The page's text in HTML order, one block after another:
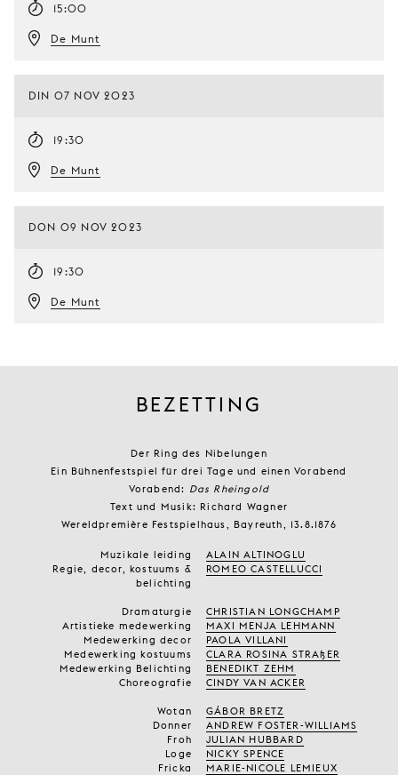
15:00
De Munt
DIN 07 NOV 2023
19:30
De Munt
DON 09 NOV 2023
19:30
De Munt
BEZETTING
Der Ring des Nibelungen
Ein Bühnenfestspiel für drei Tage und einen Vorabend
Vorabend: Das Rheingold
Text und Musik: Richard Wagner
Wereldpremière Festspielhaus, Bayreuth, 13.8.1876
Muzikale leiding
ALAIN ALTINOGLU
Regie, decor, kostuums &
belichting
ROMEO CASTELLUCCI
Dramaturgie
CHRISTIAN LONGCHAMP
Artistieke medewerking
MAXI MENJA LEHMANN
Medewerking decor
PAOLA VILLANI
Medewerking kostuums
CLARA ROSINA STRAßER
Medewerking Belichting
BENEDIKT ZEHM
Choreografie
CINDY VAN ACKER
Wotan
GÁBOR BRETZ
Donner
ANDREW FOSTER-WILLIAMS
Froh
JULIAN HUBBARD
Loge
NICKY SPENCE
Fricka
MARIE-NICOLE LEMIEUX